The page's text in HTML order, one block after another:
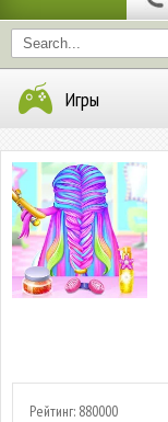
Игры
Рейтинг: 880000